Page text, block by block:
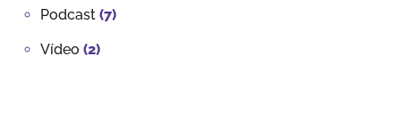
Podcast (7)
Vídeo (2)